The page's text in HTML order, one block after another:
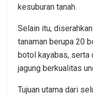
kesuburan tanah.
Selain itu,
tanaman berupa 20
botol kayabas, serta
jagung berkualitas
Tujuan utama dari